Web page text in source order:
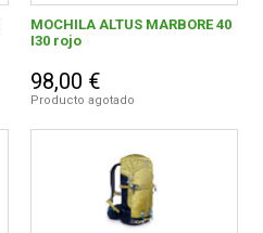
MOCHILA ALTUS MARBORE 40
I30 rojo
98,00 €
Producto agotado